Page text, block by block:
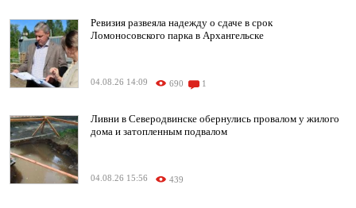
Ревизия развеяла надежду о сдаче в срок
Ломоносовского парка в Архангельске
04.08.26 14:09 690 1
Ливни в Северодвинске обернулись провалом у жилого
дома и затопленным подвалом
04.08.26 15:56 439